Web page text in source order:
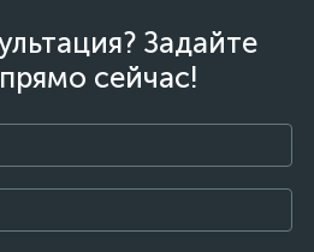
Задайте
сейчас!